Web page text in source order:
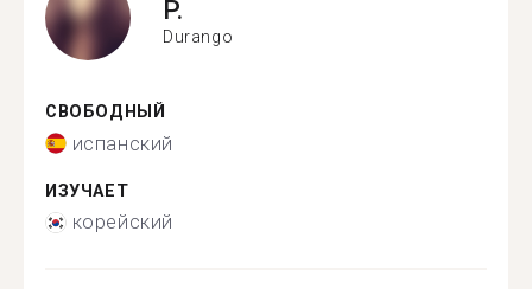
P.
Durango
СВОБОДНЫЙ
испанский
ИЗУЧАЕТ
корейский